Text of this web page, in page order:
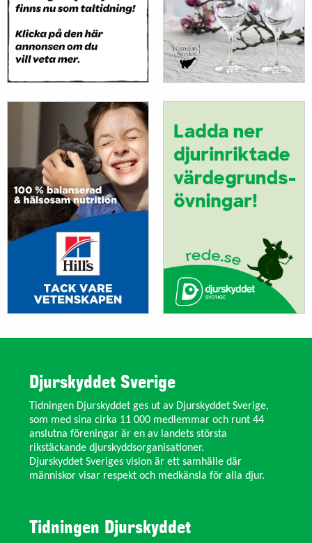
Djurskyddet Sverige
Tidningen Djurskyddet ges ut av Djurskyddet Sverige,
som med sina cirka 11 000 medlemmar och runt 44
anslutna föreningar är en av landets största
rikstäckande djurskyddsorganisationer.
Djurskyddet Sveriges vision är ett samhälle där
människor visar respekt och medkänsla för alla djur.
Tidningen Djurskyddet